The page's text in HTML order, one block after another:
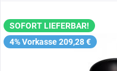
SOFORT LIEFERBAR!
4% Vorkasse 209,28 €